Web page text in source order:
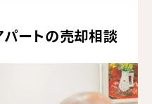
ートの売却相談